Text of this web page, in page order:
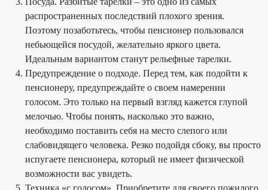
распространенных последствий плохого зрения.
Поэтому позаботьтесь, чтобы пенсионер пользовался
небьющейся посудой, желательно яркого цвета.
Идеальным вариантом станут рельефные тарелки.
Предупреждение о подходе. Перед тем, как подойти к
пенсионеру, предупреждайте о своем намерении
голосом. Это только на первый взгляд кажется глупой
мелочью. Чтобы понять, насколько это важно,
необходимо поставить себя на место слепого или
слабовидящего человека. Резко подойдя сбоку, вы просто
испугаете пенсионера, который не имеет физической
возможности вас увидеть.
Техника «с голосом». Приобретите для своего пожилого